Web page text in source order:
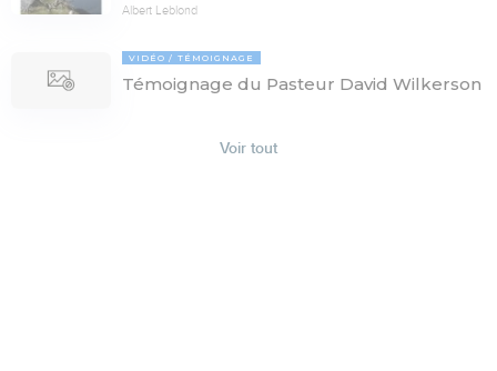
Albert Leblond
VIDÉO TÉMOIGNAGE
Témoignage du Pasteur David Wilkerson
Voir tout